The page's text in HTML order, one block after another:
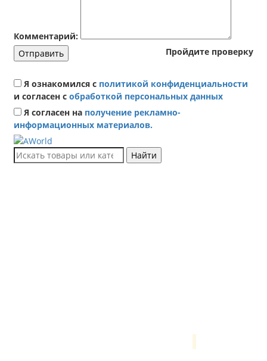
Комментарий:
Пройдите проверку
Отправить
Я ознакомился с политикой конфиденциальности
и согласен с обработкой персональных данных
Я согласен на получение рекламно-
информационных материалов.
Найти